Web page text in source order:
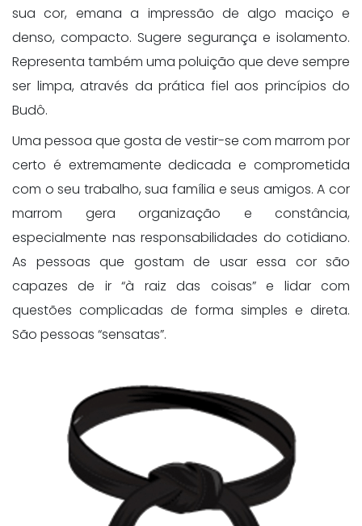
sua cor, emana a impressão de algo maciço e
denso, compacto. Sugere segurança e isolamento.
Representa também uma poluição que deve sempre
ser limpa, através da prática fiel aos princípios do
Budô.
Uma pessoa que gosta de vestir-se com marrom por
certo é extremamente dedicada e comprometida
com o seu trabalho, sua família e seus amigos. A cor
marrom gera organização e constância,
especialmente nas responsabilidades do cotidiano.
As pessoas que gostam de usar essa cor são
capazes de ir “à raiz das coisas” e lidar com
questões complicadas de forma simples e direta.
São pessoas “sensatas”.